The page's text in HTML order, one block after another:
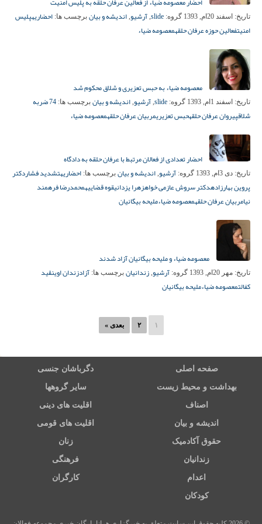
تاریخ: اسفند 20ام, 1393 گروه: slide
, آرشیو, اندیشه و بیان برچسب ها: احضاریهپلیس
امنیتفعالین حوزه عرفان حلقهمعصومه ضیاء
معصومه ضیاء به حبس تعزیری و شلاق محکوم شد
تاریخ: اسفند 1ام, 1393 گروه: slide
, آرشیو, اندیشه و بیان برچسب ها:
74 ضربه
شلاقپیروان عرفان حلقهحبس تعزیریمربیان عرفان حلقهمعصومه ضیاء
احضار تعدادی از فعالان مرتبط با عرفان حلقه به دادگاه
تاریخ: دی 3ام, 1393 گروه: آرشیو, اندیشه و بیان برچسب ها: احضاریهتشدید فشاردکتر
پروین بهارزادهدکتر سروش عازمی خواهزهرا یزدانیقوه قضاییهمحمدرضا فرهمند
نیامربیان عرفان حلقهمعصومه ضیاءملیحه بیگانیان
معصومه ضیاء و ملیحه بیگانیان آزاد شدند
تاریخ: مهر 20ام, 1393 گروه: آرشیو, زندانیان برچسب ها: آزادزندان اوینقید
کفالتمعصومه ضیاءملیحه بیگانیان
۱ ۲ بعدی »
صفحه اصلی دگرباشان جنسی
بهداشت و محیط زیست سایر گروهها
اصناف اقلیت های دینی
اندیشه و بیان اقلیت های قومی
حقوق آکادمیک زنان
زندانیان فرهنگی
اعدام کارگران
کودکان